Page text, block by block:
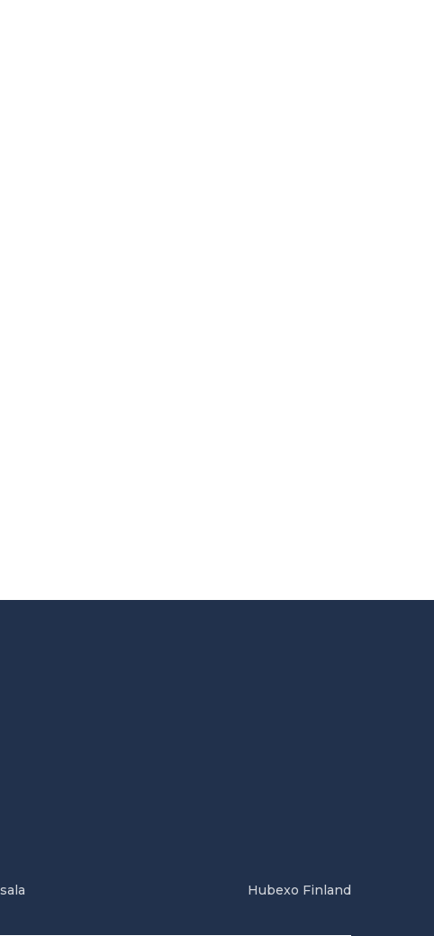
Hubexo Finland